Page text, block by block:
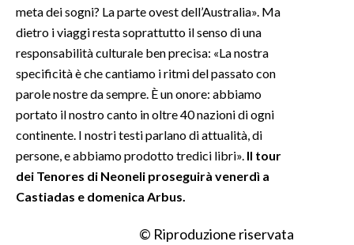
STORE
meta dei sogni? La parte ovest dell’Australia». Ma
dietro i viaggi resta soprattutto il senso di una
responsabilità culturale ben precisa: «La nostra
specificità è che cantiamo i ritmi del passato con
parole nostre da sempre. È un onore: abbiamo
portato il nostro canto in oltre 40 nazioni di ogni
continente. I nostri testi parlano di attualità, di
persone, e abbiamo prodotto tredici libri». Il tour
dei Tenores di Neoneli proseguirà venerdì a
Castiadas e domenica Arbus.
© Riproduzione riservata